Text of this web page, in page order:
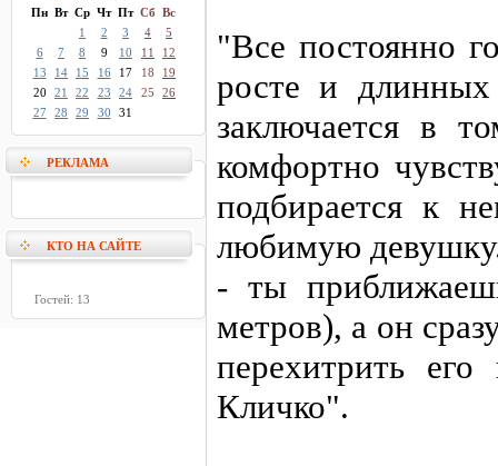
Пн Вт Ср Чт Пт Сб Вс
1
2 3 4
5
6
7 8 9 10 11
12
13
14 15 16 17 18
19
20
21 22 23 24 25
26
27
28 29 30 31
РЕКЛАМА
КТО НА САЙТЕ
Гостей: 13
"Все постоянно
росте и
заключается в
комфортно
подбирается к
любимую
- ты
метров), а он
перехитрить
Кличко".